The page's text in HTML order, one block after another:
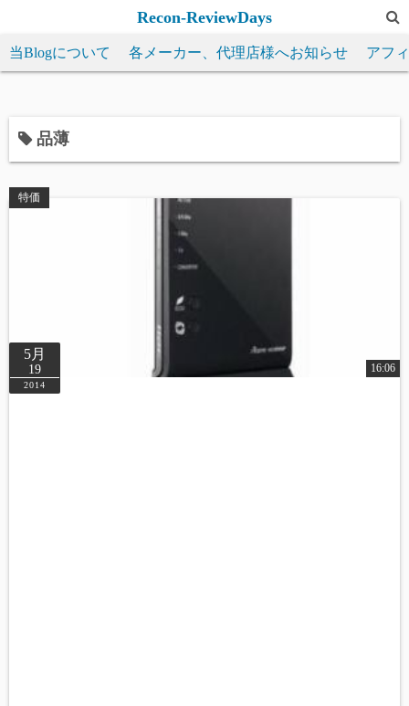
テ
ッ
Recon-ReviewDays
当Blogについて 各メーカー、代理店様へお知らせ アフ
品薄
特価
5月
19
2014
16:06